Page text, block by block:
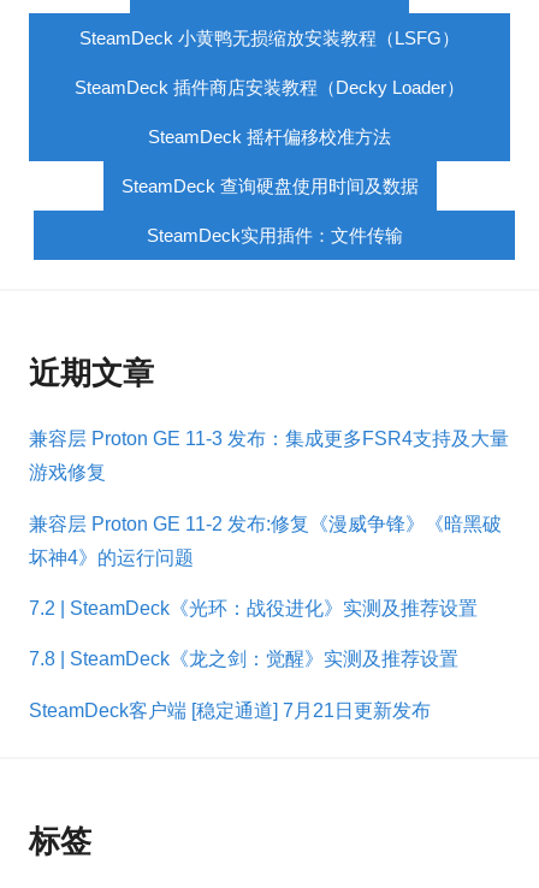
SteamDeck 小黄鸭无损缩放安装教程（LSFG）
SteamDeck 插件商店安装教程（Decky Loader）
SteamDeck 摇杆偏移校准方法
SteamDeck 查询硬盘使用时间及数据
SteamDeck实用插件：文件传输
近期文章
兼容层 Proton GE 11-3 发布：集成更多FSR4支持及大量
游戏修复
兼容层 Proton GE 11-2 发布:修复《漫威争锋》《暗黑破
坏神4》的运行问题
7.2 | SteamDeck《光环：战役进化》实测及推荐设置
7.8 | SteamDeck《龙之剑：觉醒》实测及推荐设置
SteamDeck客户端 [稳定通道] 7月21日更新发布
标签